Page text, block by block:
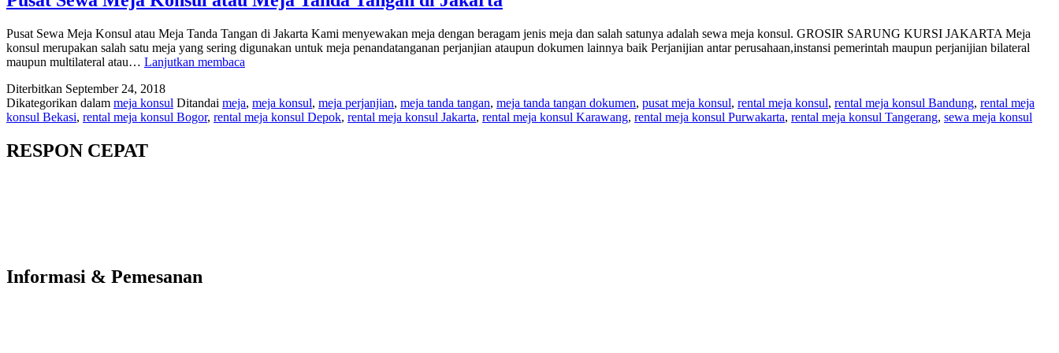
Pusat Sewa Meja Konsul atau Meja Tanda Tangan di Jakarta Kami menyewakan meja dengan beragam jenis meja dan salah satunya adalah sewa meja konsul. GROSIR SARUNG KURSI JAKARTA Meja
konsul merupakan salah satu meja yang sering digunakan untuk meja penandatanganan perjanjian ataupun dokumen lainnya baik Perjanijian antar perusahaan,instansi pemerintah maupun perjanijian bilateral
maupun multilateral atau… Lanjutkan membaca
Konsul
atau
Diterbitkan September 24, 2018
Dikategorikan dalam meja konsul Ditandai meja, meja konsul, meja perjanjian, meja tanda tangan, meja tanda tangan dokumen, pusat meja konsul, rental meja konsul, rental meja konsul Bandung, rental meja
konsul Bekasi, rental meja konsul Bogor, rental meja konsul Depok, rental meja konsul Jakarta, rental meja konsul Karawang, rental meja konsul Purwakarta, rental meja konsul Tangerang, sewa meja konsul
RESPON CEPAT
Informasi & Pemesanan